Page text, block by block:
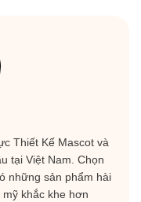
Thiết Kế Mascot và
tại Việt Nam. Chọn
những sản phẩm hài
khắc khe hơn